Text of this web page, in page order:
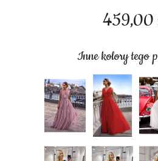
459,00
Inne kolory tego